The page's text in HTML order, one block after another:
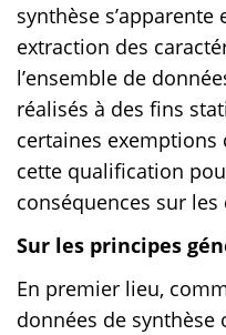
synthèse
extraction des
l’ensemble de
réalisés à des fins
certaines exemptions
cette qualification
conséquences sur
Sur les principes
En premier lieu,
données de synthèse